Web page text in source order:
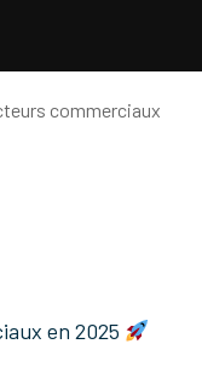
commerciaux
en 2025